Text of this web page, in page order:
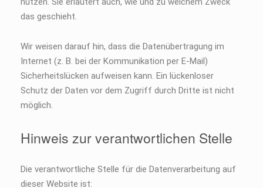
das geschieht.
Wir weisen darauf hin, dass die Datenübertragung im
Internet (z. B. bei der Kommunikation per E-Mail)
Sicherheitslücken aufweisen kann. Ein lückenloser
Schutz der Daten vor dem Zugriff durch Dritte ist nicht
möglich.
Hinweis zur verantwortlichen Stelle
Die verantwortliche Stelle für die Datenverarbeitung auf
dieser Website ist: